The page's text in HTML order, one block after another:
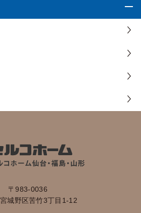
〒983-0036
城野区苦竹3丁目1-12